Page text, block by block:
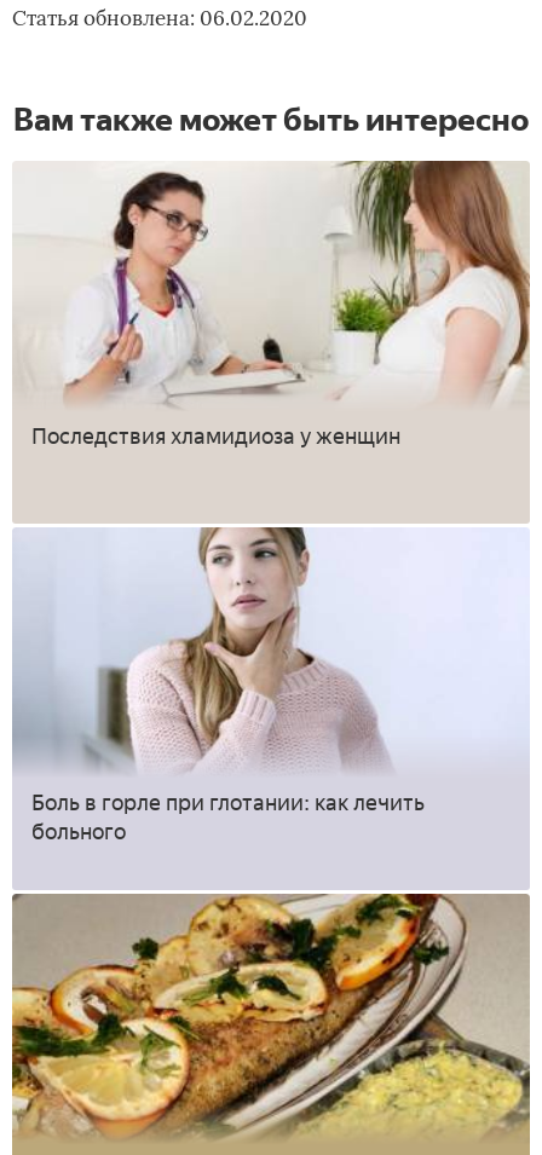
Статья обновлена: 06.02.2020
Вам также может быть интересно
Последствия хламидиоза у женщин
Боль в горле при глотании: как лечить
больного